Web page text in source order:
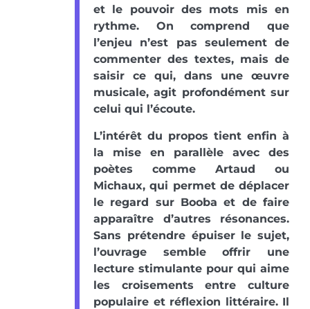
et le pouvoir des mots mis en
rythme. On comprend que
l’enjeu n’est pas seulement de
commenter des textes, mais de
saisir ce qui, dans une œuvre
musicale, agit profondément sur
celui qui l’écoute.
L’intérêt du propos tient enfin à
la mise en parallèle avec des
poètes comme Artaud ou
Michaux, qui permet de déplacer
le regard sur Booba et de faire
apparaître d’autres résonances.
Sans prétendre épuiser le sujet,
l’ouvrage semble offrir une
lecture stimulante pour qui aime
les croisements entre culture
populaire et réflexion littéraire. Il